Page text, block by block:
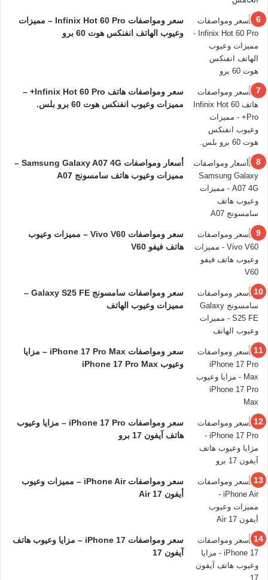
سعر ومواصفات Infinix Hot 60 Pro – مميزات
وعيوب الهاتف انفنكس هوت 60 برو
سعر ومواصفات هاتف Infinix Hot 60 Pro+ –
مميزات وعيوب انفنكس هوت 60 برو بلس.
أسعار ومواصفات Samsung Galaxy A07 4G –
مميزات وعيوب هاتف سامسونج A07
سعر ومواصفات Vivo V60 – مميزات وعيوب
هاتف فيفو V60
سعر ومواصفات سامسونج Galaxy S25 FE –
مميزات وعيوب الهاتف
سعر ومواصفات iPhone 17 Pro Max – مزايا
وعيوب iPhone 17 Pro Max
سعر ومواصفات iPhone 17 Pro – مزايا وعيوب
هاتف آيفون 17 برو
سعر ومواصفات iPhone Air – مميزات وعيوب
أيفون 17 Air
سعر ومواصفات iPhone 17 – مزايا وعيوب هاتف
آيفون 17